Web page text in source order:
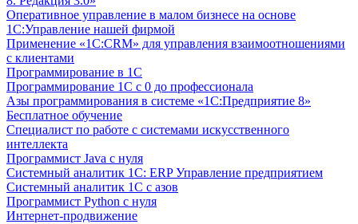
Оперативное управление в малом бизнесе на основе
1С:Управление нашей фирмой
Применение «1С:CRM» для управления взаимоотношениями
с клиентами
Программирование в 1С
Программирование 1С с 0 до профессионала
Азы программирования в системе «1С:Предприятие 8»
Бесплатное обучение
Специалист по работе с системами искусственного
интеллекта
Программист Java с нуля
Системный аналитик 1С: ERP Управление предприятием
Системный аналитик 1С с азов
Программист Python с нуля
Интернет-продвижение